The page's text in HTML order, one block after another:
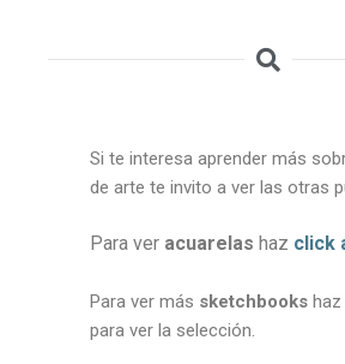
Si te interesa aprender más
de arte te invito a ver las otras
Para ver acuarelas haz click
Para ver más sketchbooks haz
para ver la selección.